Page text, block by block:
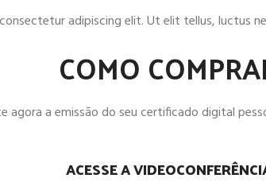
adipiscing elit. Ut elit tellus, luctus
COMO
agora a emissão do seu certificado digital
ACESSE A